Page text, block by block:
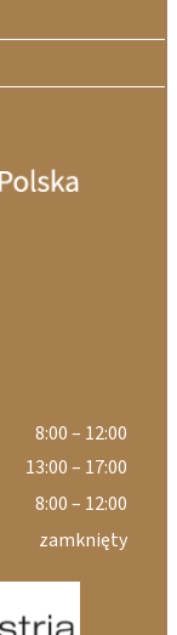
8:00 – 12:00
13:00 – 17:00
8:00 – 12:00
zamknięty